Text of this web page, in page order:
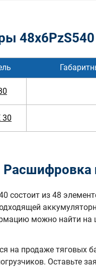
30
Расшифровка
состоит из 48
можно найти на
на продаже тяговых
Оставьте